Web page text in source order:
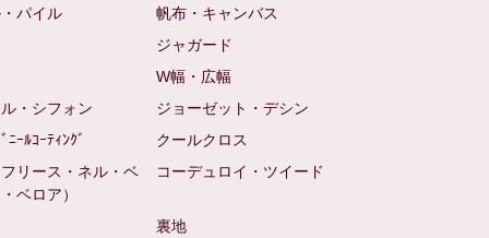
パイル
帆布・キャンバス
ジャガード
W幅・広幅
・シフォン
ジョーゼット・デシン
ﾆｰﾙｺｰﾃｨﾝｸﾞ
クールクロス
リース・ネル・ベ
ベロア）
コーデュロイ・ツイード
裏地